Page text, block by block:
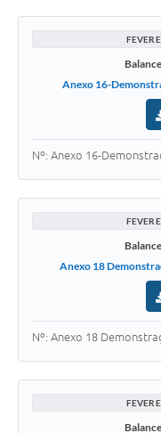
Anexo 16-
Nº: Anexo 16-
Anexo 18
Nº: Anexo 18